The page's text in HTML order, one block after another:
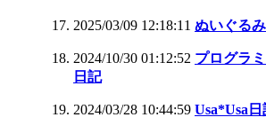
2025/03/09 12:18:11 ぬいぐる
2024/10/30 01:12:52 プログラ
日記
2024/03/28 10:44:59 Usa*Usa日